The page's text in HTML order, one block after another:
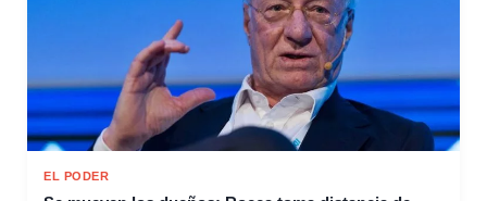
EL PODER